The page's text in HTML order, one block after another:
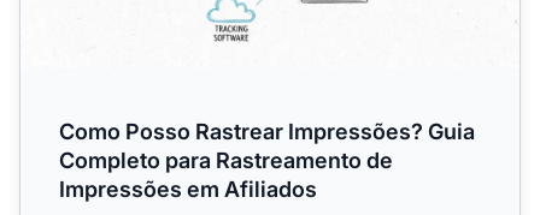
Como Posso Rastrear Impressões? Guia
Completo para Rastreamento de
Impressões em Afiliados